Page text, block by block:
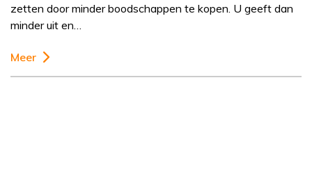
zetten door minder boodschappen te kopen. U geeft dan
minder uit en…
Meer